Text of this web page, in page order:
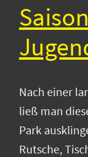
Nach einer
ließ man
Park
Rutsche,